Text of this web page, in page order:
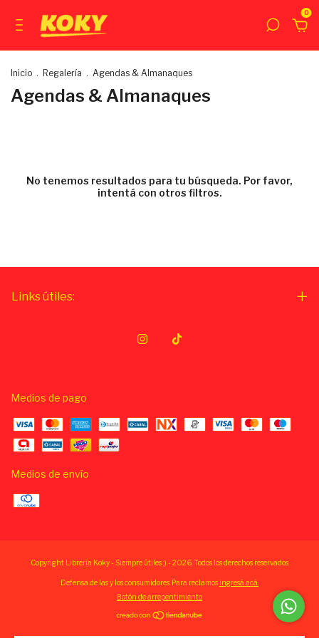
0
Inicio . Regalería . Agendas & Almanaques
Agendas & Almanaques
No tenemos resultados para tu búsqueda. Por favor,
intentá con otros filtros.
Links útiles:
Medios de pago
Medios de envío
Copyright Librería Koky - Siempre útiles ;) - 2026. Todos los derechos reservados.
Defensa de las y los consumidores. Para reclamos ingresá acá.
Botón de arrepentimiento